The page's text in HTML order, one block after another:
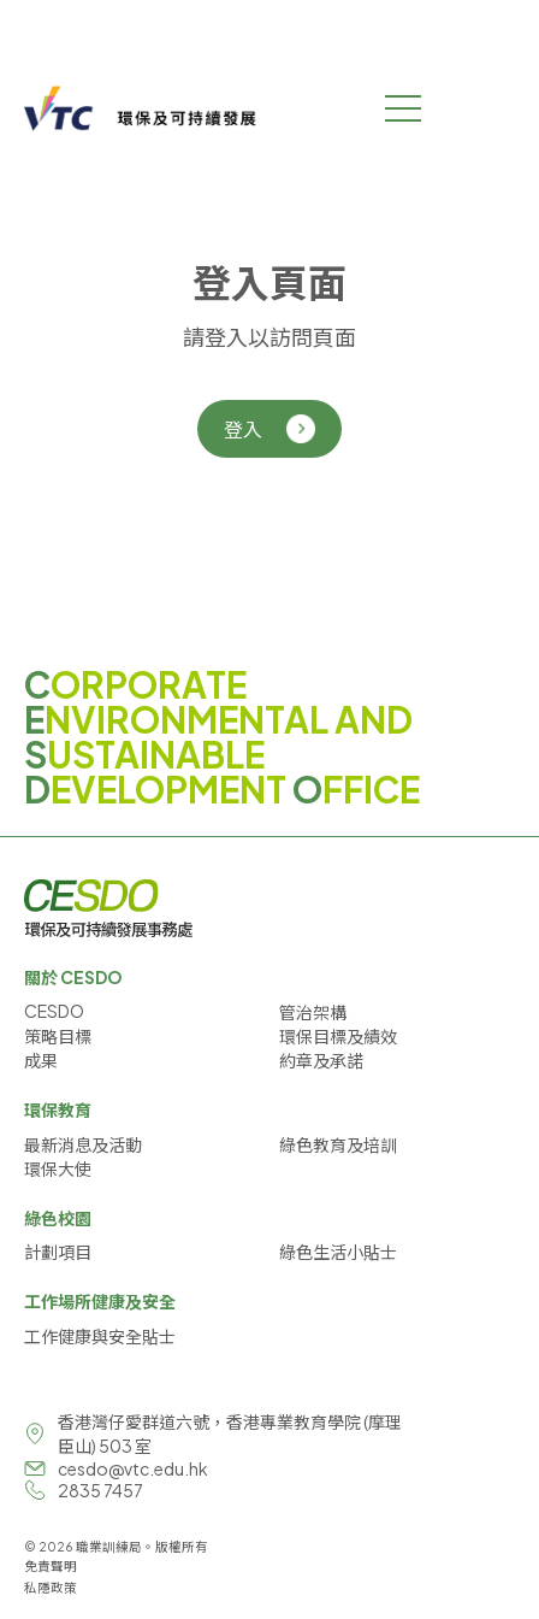
登入頁面
請登入以訪問頁面
登入
CORPORATE
ENVIRONMENTAL AND
SUSTAINABLE
DEVELOPMENTOFFICE
關於 CESDO
CESDO
管治架構
策略目標
環保目標及績效
成果
約章及承諾
環保教育
最新消息及活動
綠色教育及培訓
環保大使
綠色校園
計劃項目
綠色生活小貼士
工作場所健康及安全
工作健康與安全貼士
香港灣仔愛群道六號，香港專業教育學院 (摩理
臣山) 503 室
cesdo@vtc.edu.hk
2835 7457
© 2026 職業訓練局。版權所有
免責聲明
私隱政策